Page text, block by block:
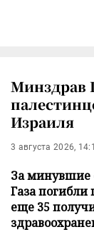
Минздрав
Израиля
3 августа 2026,
За минувшие
Газа
еще 35